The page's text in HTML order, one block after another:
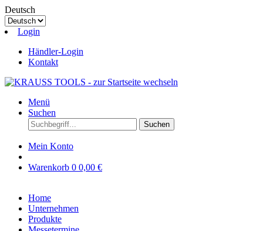
Deutsch
Login
Händler-Login
Kontakt
Menü
Suchen
Suchen
Mein Konto
Warenkorb 0 0,00 €
Home
Unternehmen
Produkte